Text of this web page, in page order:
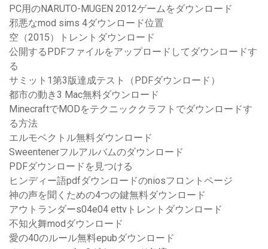
PC用のNARUTO-MUGEN 2012ゲームをダウンロード
邪悪なmod sims 4ダウンロード位置
空（2015）トレントダウンロード
公開するPDFファイルをアップロードしてダウンロードす
る
サミット1第3版達成テスト（PDFダウンロード）
都市の動き3 Mac無料ダウンロード
MinecraftでMODをテクニッククラフトでダウンロードす
る方法
エルモベクトル無料ダウンロード
Sweentenerフルアルバムのダウンロード
PDFダウンロードを見つける
ヒンディー語pdfダウンロードのniosフロントページ
神の声を聞くための4つの鍵無料ダウンロード
アウトランダーs04e04 ettvトレントダウンロード
不知火舞modダウンロード
愛の40のルール無料epubダウンロード